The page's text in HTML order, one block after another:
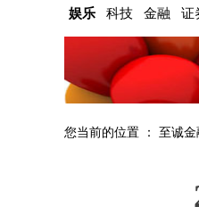
娱乐
科技 金融 证
您当前的位置 ： 至诚金